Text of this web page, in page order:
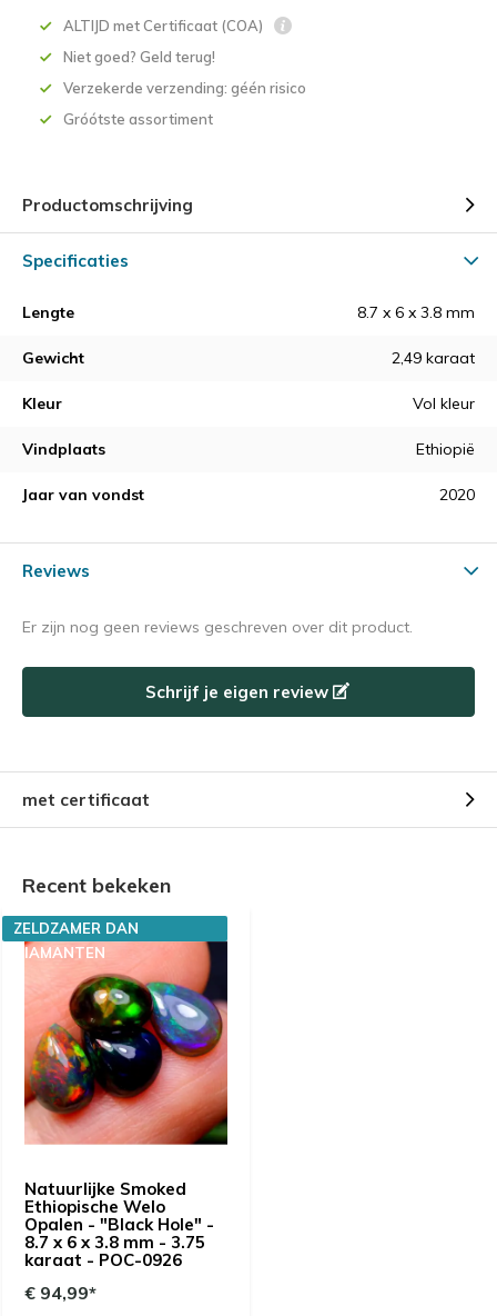
ALTIJD met Certificaat (COA)
Niet goed? Geld terug!
Verzekerde verzending: géén risico
Gróótste assortiment
Productomschrijving
Specificaties
Lengte 8.7 x 6 x 3.8 mm
Gewicht 2,49 karaat
Kleur Vol kleur
Vindplaats Ethiopië
Jaar van vondst 2020
Reviews
Er zijn nog geen reviews geschreven over dit product.
Schrijf je eigen review
met certificaat
Recent bekeken
Natuurlijke Smoked
Ethiopische Welo
Opalen - "Black Hole" -
8.7 x 6 x 3.8 mm - 3.75
karaat - POC-0926
ZELDZAMER DAN
DIAMANTEN
€ 94,99*